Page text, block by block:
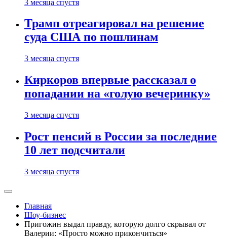
3 месяца спустя
Трамп отреагировал на решение
суда США по пошлинам
3 месяца спустя
Киркоров впервые рассказал о
попадании на «голую вечеринку»
3 месяца спустя
Рост пенсий в России за последние
10 лет подсчитали
3 месяца спустя
Главная
Шоу-бизнес
Пригожин выдал правду, которую долго скрывал от
Валерии: «Просто можно прикончиться»